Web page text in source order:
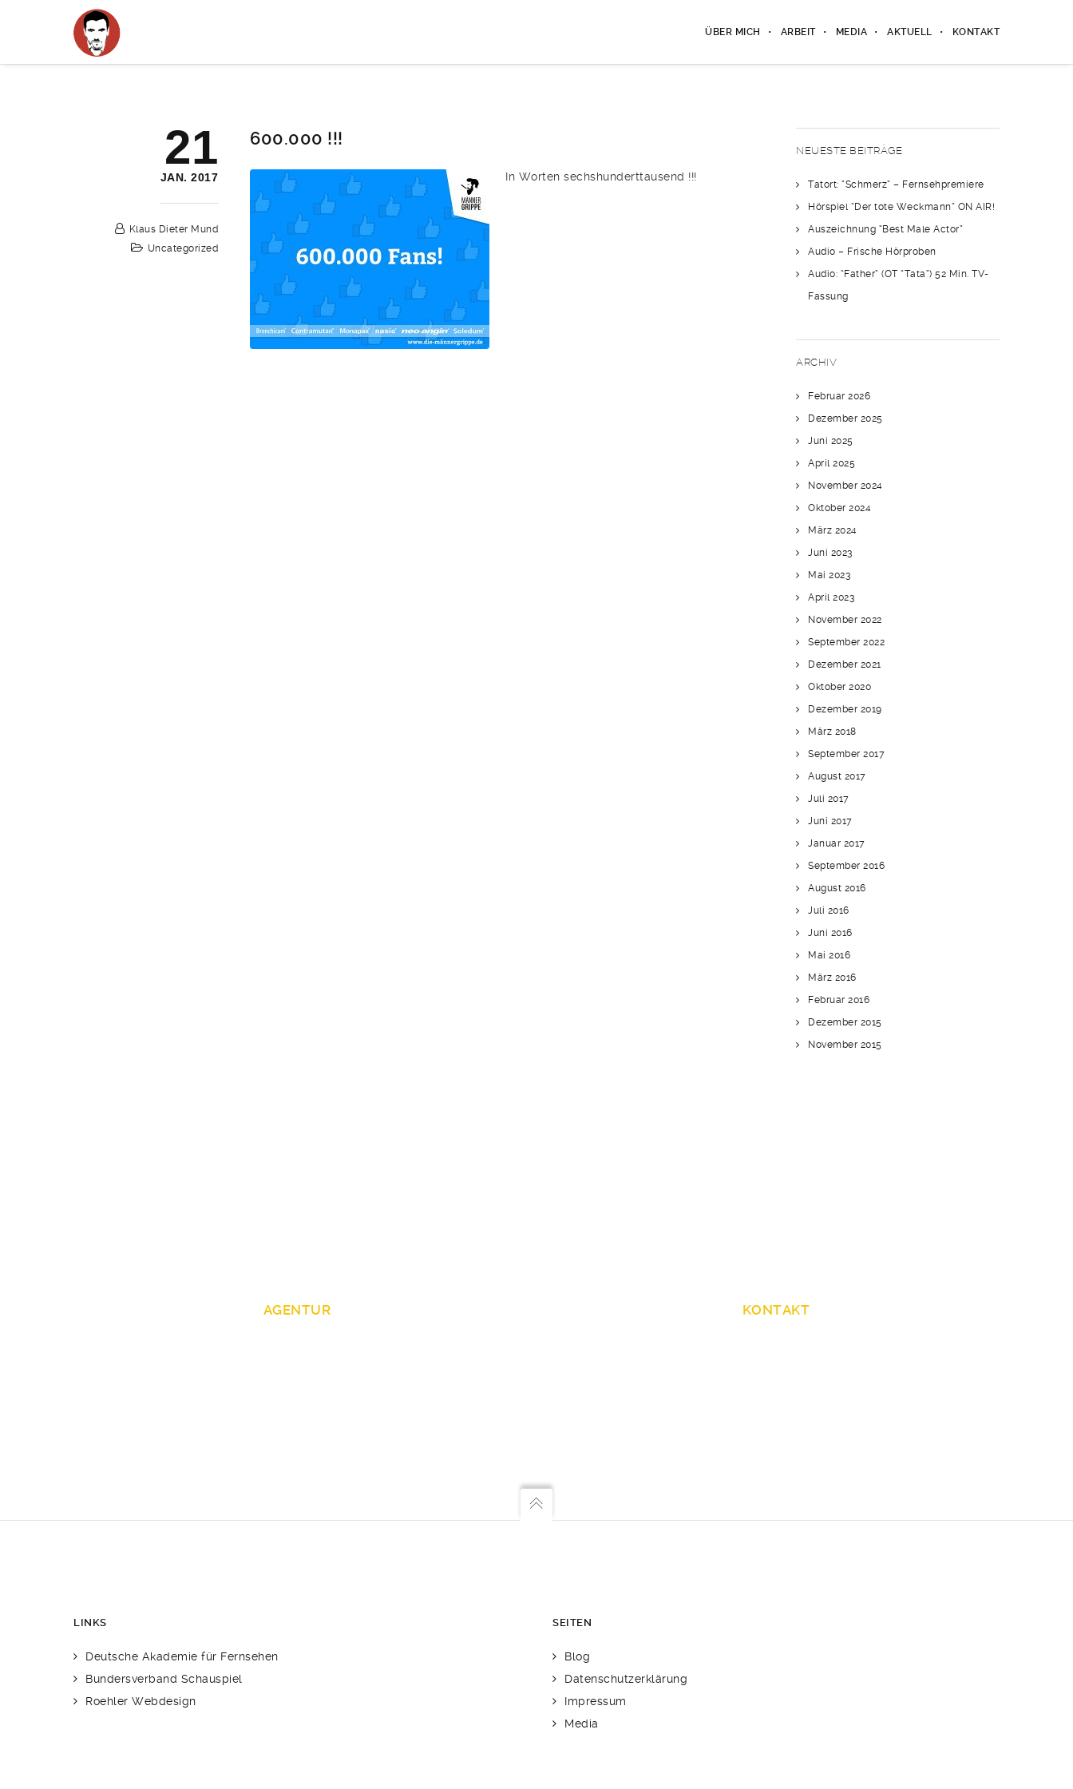
ÜBER MICH ARBEIT MEDIA AKTUELL KONTAKT
21
JAN. 2017
Klaus Dieter Mund
Uncategorized
600.000 !!!
In Worten sechshunderttausend !!!
NEUESTE BEITRÄGE
Tatort: “Schmerz” – Fernsehpremiere
Hörspiel “Der tote Weckmann” ON AIR!
Auszeichnung “Best Male Actor”
Audio – Frische Hörproben
Audio: “Father” (OT “Tata”) 52 Min. TV-
Fassung
ARCHIV
Februar 2026
Dezember 2025
Juni 2025
April 2025
November 2024
Oktober 2024
März 2024
Juni 2023
Mai 2023
April 2023
November 2022
September 2022
Dezember 2021
Oktober 2020
Dezember 2019
März 2018
September 2017
August 2017
Juli 2017
Juni 2017
Januar 2017
September 2016
August 2016
Juli 2016
Juni 2016
Mai 2016
März 2016
Februar 2016
Dezember 2015
November 2015
AGENTUR KONTAKT
LINKS
Deutsche Akademie für Fernsehen
Bundersverband Schauspiel
Roehler Webdesign
SEITEN
Blog
Datenschutzerklärung
Impressum
Media